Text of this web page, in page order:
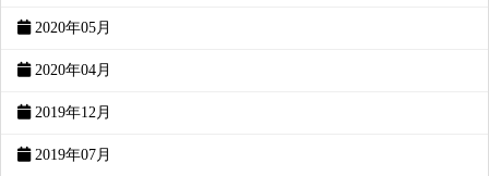
2020年05月
2020年04月
2019年12月
2019年07月